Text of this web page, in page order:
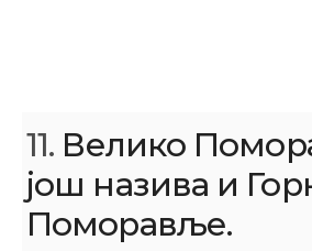
11. Велико
још назива и
Поморавље.